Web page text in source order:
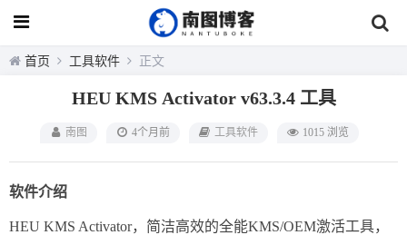
首页 工具软件 正文
HEU KMS Activator v63.3.4 工具
南图 4个月前 工具软件 1015 浏览
软件介绍
HEU KMS Activator，简洁高效的全能KMS/OEM激活工具，